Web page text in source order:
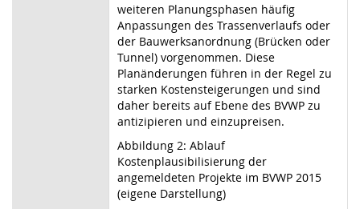
weiteren Planungsphasen häufig
Anpassungen des Trassenverlaufs oder
der Bauwerksanordnung (Brücken oder
Tunnel) vorgenommen. Diese
Planänderungen führen in der Regel zu
starken Kostensteigerungen und sind
daher bereits auf Ebene des BVWP zu
antizipieren und einzupreisen.
Abbildung 2: Ablauf
Kostenplausibilisierung der
angemeldeten Projekte im BVWP 2015
(eigene Darstellung)